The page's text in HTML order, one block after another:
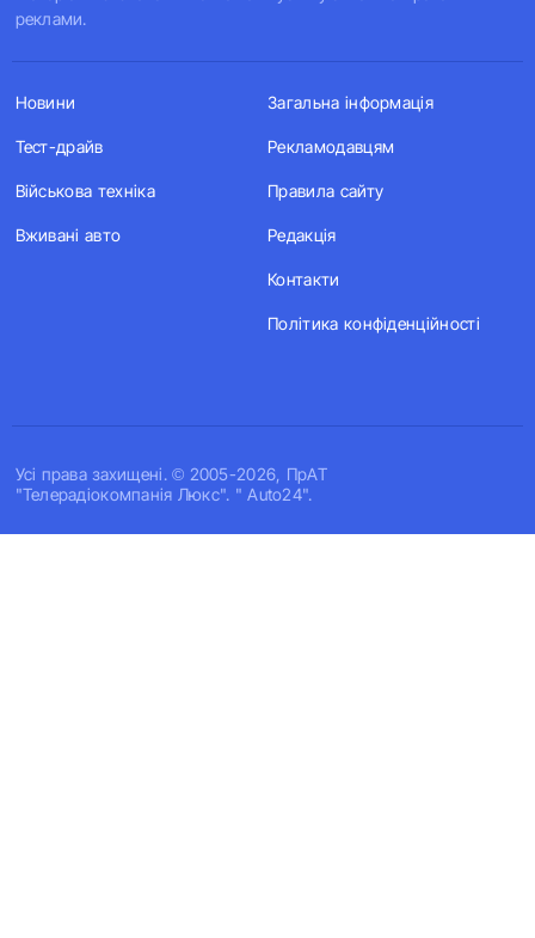
реклами.
Усi права захищенi. © 2005-2026, ПрАТ
"Телерадіокомпанія Люкс". " Auto24".
Новини
Тест-драйв
Військова техніка
Вживані авто
Загальна інформація
Рекламодавцям
Правила сайту
Редакція
Контакти
Політика конфіденційності